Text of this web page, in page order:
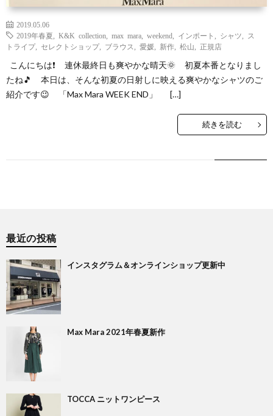
2019.05.06
2019年春夏
K&K collection max mara weekend インポート シャツ
ス
トライプ, セレクトショップ, ブラウス 愛媛 新作 松山 正規店
こんにちは❗ 連休最終日も爽やかな晴天🌞 初夏本番となりまし
たね🎵 本日は、そんな初夏の日射しに映える爽やかなシャツのご
紹介です😉 「Max Mara WEEK END」 […]
続きを読む
最近の投稿
インスタグラム＆オンラインショップ更新中
Max Mara 2021年春夏新作
TOCCA ニットワンピース